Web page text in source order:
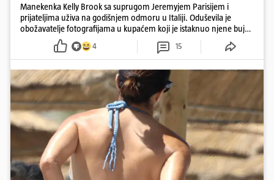
Manekenka Kelly Brook sa suprugom Jeremyjem Parisijem i
prijateljima uživa na godišnjem odmoru u Italiji. Oduševila je
obožavatelje fotografijama u kupaćem koji je istaknuo njene bujne
4 15